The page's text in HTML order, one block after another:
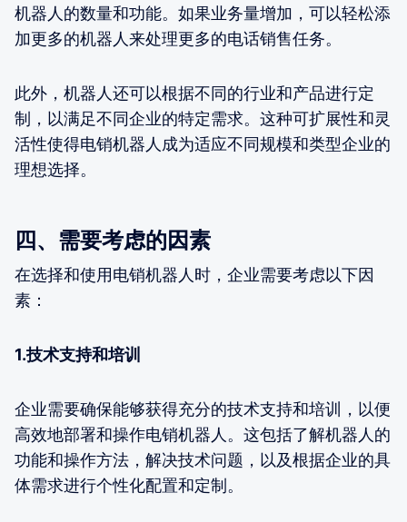
机器人的数量和功能。如果业务量增加，可以轻松添
加更多的机器人来处理更多的电话销售任务。
此外，机器人还可以根据不同的行业和产品进行定
制，以满足不同企业的特定需求。这种可扩展性和灵
活性使得电销机器人成为适应不同规模和类型企业的
理想选择。
四、需要考虑的因素
在选择和使用电销机器人时，企业需要考虑以下因
素：
1.技术支持和培训
企业需要确保能够获得充分的技术支持和培训，以便
高效地部署和操作电销机器人。这包括了解机器人的
功能和操作方法，解决技术问题，以及根据企业的具
体需求进行个性化配置和定制。